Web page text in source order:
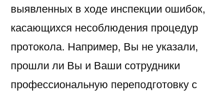
выявленных в ходе инспекции ошибок,
касающихся несоблюдения процедур
протокола. Например, Вы не указали,
прошли ли Вы и Ваши сотрудники
профессиональную переподготовку с